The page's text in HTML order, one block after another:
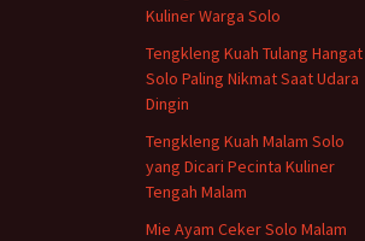
Kuliner Warga Solo
Tengkleng Kuah Tulang Hangat
Solo Paling Nikmat Saat Udara
Dingin
Tengkleng Kuah Malam Solo
yang Dicari Pecinta Kuliner
Tengah Malam
Mie Ayam Ceker Solo Malam